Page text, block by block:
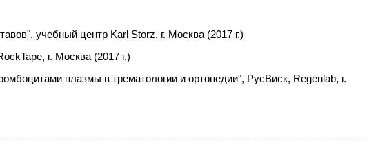
учебный центр Karl Storz, г. Москва (2017 г.)
г. Москва (2017 г.)
плазмы в трематологии и ортопедии", РусВиск, Regenlab, г.